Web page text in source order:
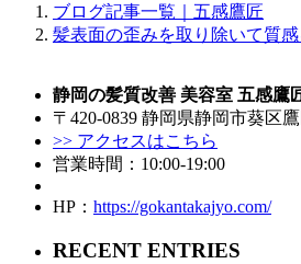
ブログ記事一覧｜五感鷹匠
髪表面の歪みを取り除いて質感
静岡の髪質改善 美容室 五感鷹
〒420-0839 静岡県静岡市葵区
>> アクセスはこちら
営業時間：10:00-19:00
HP： https://gokantakajyo.com/
RECENT ENTRIES